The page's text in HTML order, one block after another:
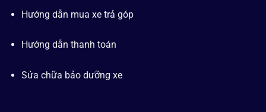
Hướng dẫn mua xe trả góp
Hướng dẫn thanh toán
Sửa chữa bảo dưỡng xe